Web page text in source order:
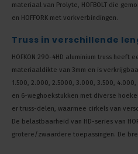
materiaal van Prolyte, HOFBOLT die
en HOFFORK met vorkverbindingen.
Truss in verschillende
HOFKON 290-4HD aluminium truss heeft
materiaaldikte van 3mm en is
1.500, 2.000, 2.5000, 3.000, 3.500,
en 6-weghoekstukken met diverse
er truss-delen, waarmee cirkels van
De belastbaarheid van HD-series van
grotere/zwaardere toepassingen. De